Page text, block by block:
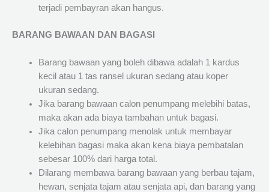
terjadi pembayran akan hangus.
BARANG BAWAAN DAN BAGASI
Barang bawaan yang boleh dibawa adalah 1 kardus
kecil atau 1 tas ransel ukuran sedang atau koper
ukuran sedang.
Jika barang bawaan calon penumpang melebihi batas,
maka akan ada biaya tambahan untuk bagasi.
Jika calon penumpang menolak untuk membayar
kelebihan bagasi maka akan kena biaya pembatalan
sebesar 100% dari harga total.
Dilarang membawa barang bawaan yang berbau tajam,
hewan, senjata tajam atau senjata api, dan barang yang